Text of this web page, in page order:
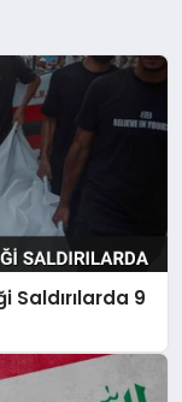
Saldırılarda 9